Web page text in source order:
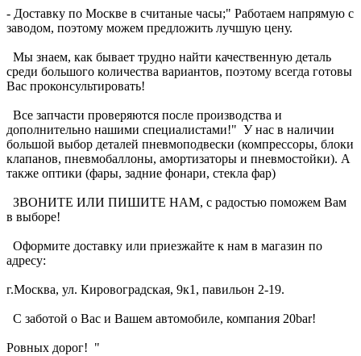
- Доставку по Москве в считаные часы;" Работаем напрямую с
заводом, поэтому можем предложить лучшую цену.
Мы знаем, как бывает трудно найти качественную деталь
среди большого количества вариантов, поэтому всегда готовы
Вас проконсультировать!
Все запчасти проверяются после производства и
дополнительно нашими специалистами!" У нас в наличии
большой выбор деталей пневмоподвески (компрессоры, блоки
клапанов, пневмобаллоны, амортизаторы и пневмостойки). А
также оптики (фары, задние фонари, стекла фар)
ЗВОНИТЕ ИЛИ ПИШИТЕ НАМ, с радостью поможем Вам
в выборе!
Оформите доставку или приезжайте к нам в магазин по
адресу:
г.Москва, ул. Кировоградская, 9к1, павильон 2-19.
С заботой о Вас и Вашем автомобиле, компания 20bar!
Ровных дорог! "